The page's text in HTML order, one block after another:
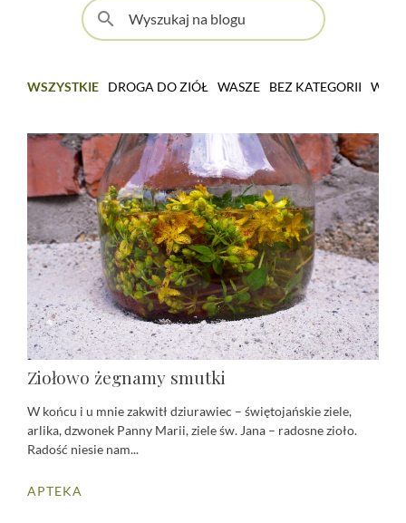
search
WSZYSTKIE DROGA DO ZIÓŁ WASZE BEZ KATEGORII
Ziołowo żegnamy smutki
W końcu i u mnie zakwitł dziurawiec – świętojańskie ziele,
arlika, dzwonek Panny Marii, ziele św. Jana – radosne zioło.
Radość niesie nam...
APTEKA